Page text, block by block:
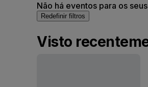
Não há eventos para os
Redefinir filtros
Visto